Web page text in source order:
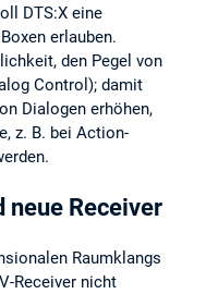
DTS:X eine
erlauben.
den Pegel von
Control); damit
Dialogen erhöhen,
z. B. bei Action-
neue Receiver
Raumklangs
Receiver nicht